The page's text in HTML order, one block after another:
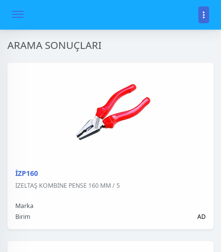
ARAMA SONUÇLARI
İZP160
İZELTAŞ KOMBİNE PENSE 160 MM / 5
Marka
Birim
AD